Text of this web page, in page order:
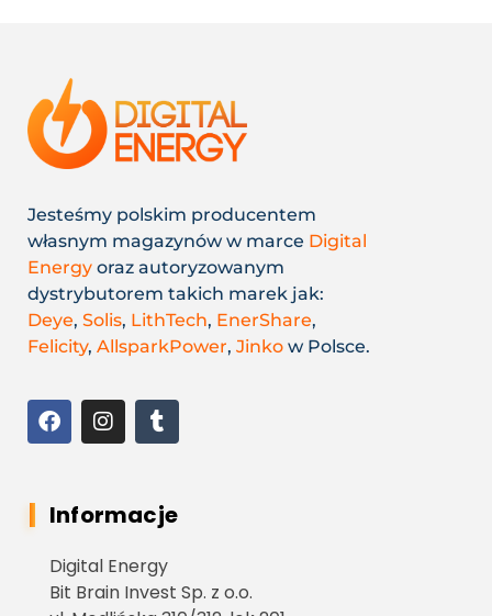
Jesteśmy polskim producentem
własnym magazynów w marce Digital
Energy oraz autoryzowanym
dystrybutorem takich marek jak:
Deye, Solis, LithTech, EnerShare,
Felicity, AllsparkPower, Jinko w Polsce.
Informacje
Digital Energy
Bit Brain Invest Sp. z o.o.